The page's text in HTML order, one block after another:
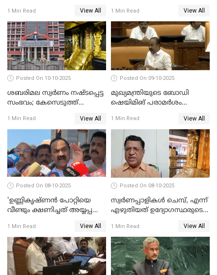
ഡി സതീശന്‍ WATCH VIDEO
1 Min Read View All 1 Min Read View All
Posted On 10-10-2025
ശബരിമല സ്വര്‍ണം നഷ്ടപ്പെട്ട
സംഭവം; കേസെടുത്ത്
ഉത്തരവിട്ട് ഹൈക്കോടതി
WATCH VIDEO
1 Min Read View All
Posted On 09-10-2025
മുഖ്യമന്ത്രിയുടെ ബോഡി
ഷെയിമിങ് പരാമര്‍ശം
പ്രതിപക്ഷം WATCH VIDEO
1 Min Read View All
Posted On 08-10-2025
'ഉണ്ണികൃഷ്ണന്‍ പോറ്റിയെ
വീണ്ടും ക്ഷണിച്ചത് അയ്യപ്പ
അടിച്ചുമാറ്റാനാണെന്ന്
സംശയമുണ്ട്'; വി ഡി
സതീശൻ
1 Min Read View All
Posted On 08-10-2025
സ്വർണപ്പാളികൾ ചെമ്പ്, എന്ന്
എഴുതിയത് ഉദ്യോഗസ്ഥരുടെ
ടി.കെ.രാജഗോപാല്‍
1 Min Read View All